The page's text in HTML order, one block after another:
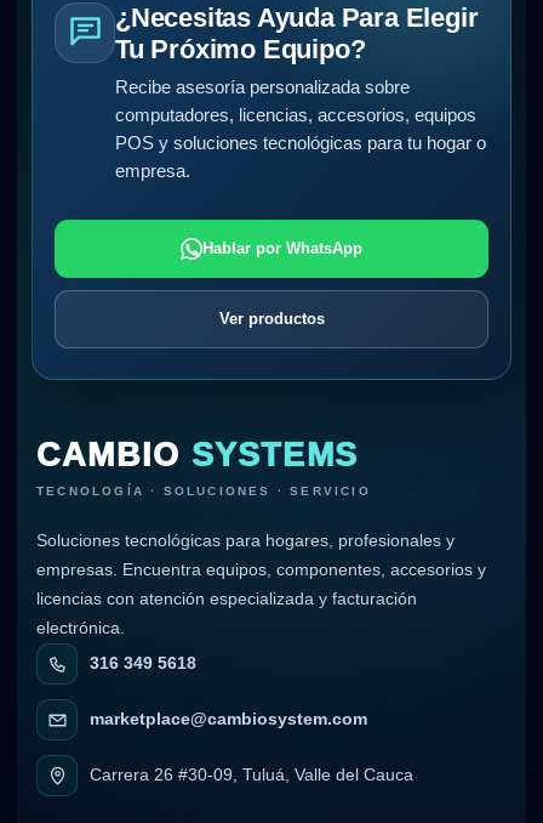
¿Necesitas Ayuda Para Elegir
Tu Próximo Equipo?
Recibe asesoría personalizada sobre
computadores, licencias, accesorios, equipos
POS y soluciones tecnológicas para tu hogar o
empresa.
Hablar por WhatsApp
Ver productos
CAMBIO SYSTEMS
TECNOLOGÍA · SOLUCIONES · SERVICIO
Soluciones tecnológicas para hogares, profesionales y
empresas. Encuentra equipos, componentes, accesorios y
licencias con atención especializada y facturación
electrónica.
316 349 5618
marketplace@cambiosystem.com
Carrera 26 #30-09, Tuluá, Valle del Cauca